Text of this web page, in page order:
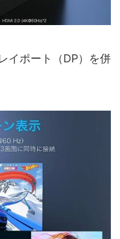
イポート（DP）を併